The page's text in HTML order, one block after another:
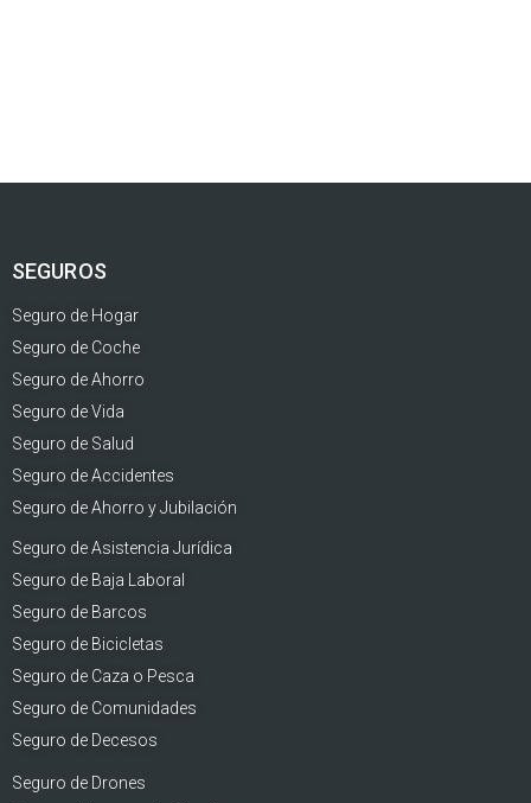
SEGUROS
Seguro de Hogar
Seguro de Coche
Seguro de Ahorro
Seguro de Vida
Seguro de Salud
Seguro de Accidentes
Seguro de Ahorro y Jubilación
Seguro de Asistencia Jurídica
Seguro de Baja Laboral
Seguro de Barcos
Seguro de Bicicletas
Seguro de Caza o Pesca
Seguro de Comunidades
Seguro de Decesos
Seguro de Drones